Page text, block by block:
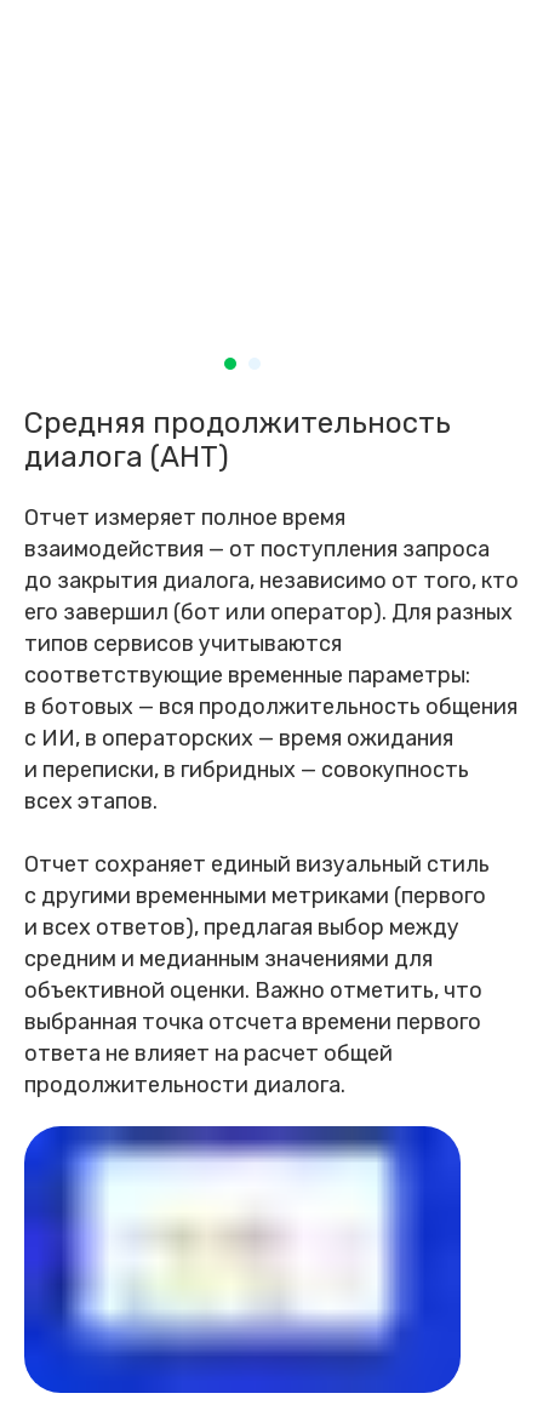
Средняя продолжительность
диалога (AHT)
Отчет измеряет полное время
взаимодействия — от поступления запроса
до закрытия диалога, независимо от того, кто
его завершил (бот или оператор). Для разных
типов сервисов учитываются
соответствующие временные параметры:
в ботовых — вся продолжительность общения
с ИИ, в операторских — время ожидания
и переписки, в гибридных — совокупность
всех этапов.
Отчет сохраняет единый визуальный стиль
с другими временными метриками (первого
и всех ответов), предлагая выбор между
средним и медианным значениями для
объективной оценки. Важно отметить, что
выбранная точка отсчета времени первого
ответа не влияет на расчет общей
продолжительности диалога.